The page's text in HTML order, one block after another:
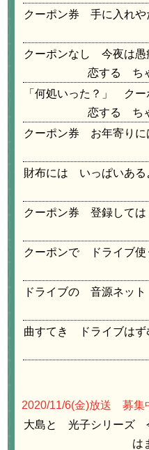
クーポン券 手に入れ
クーポンなし 今夜は
恋する ち
「何処いった？」 ク
恋する ち
クーポン券 お年寄り
財布には いっぱいあ
クーポン券 登録して
クーポンで ドライブ
ドライブの 音源ネッ
曲すてき ドライブは
2020/11/6(金)放送 募集
大島と 光子シリーズ
は